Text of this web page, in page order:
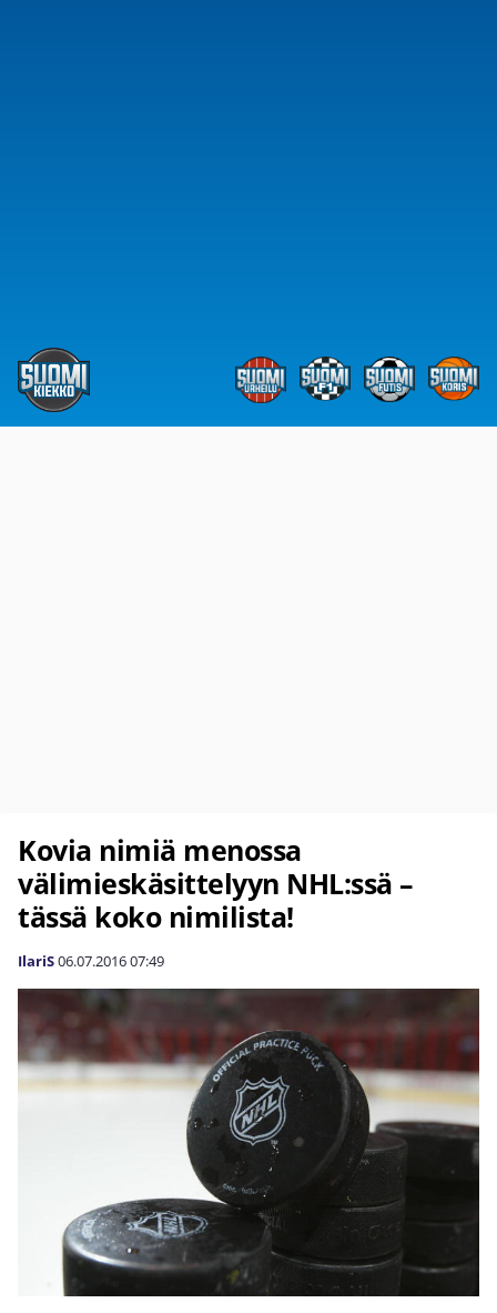
Kovia nimiä menossa
välimieskäsittelyyn NHL:ssä –
tässä koko nimilista!
IlariS06.07.201607:49